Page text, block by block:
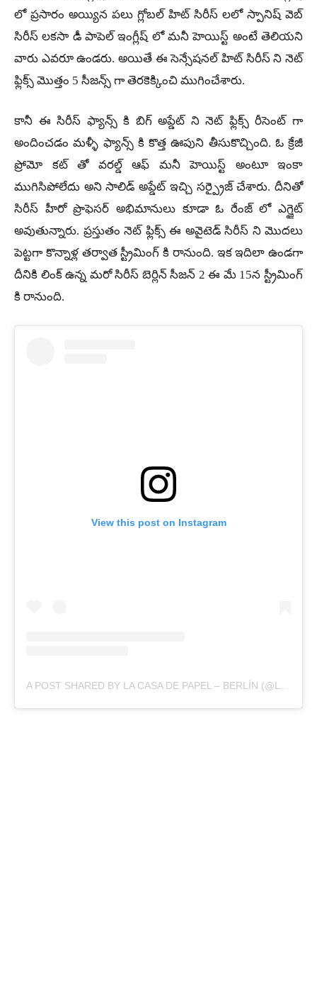
లో ప్రసారం అయ్యిన పలు గ్లోబల్ హిట్ సిరీస్ లలో స్పానిష్ వెబ్
సిరీస్ లకసా డీ పాపెల్ ఇంగ్లీష్ లో మనీ హెయిస్ట్ అంటే తెలియని
వారు ఎవరూ ఉండరు. అయితే ఈ సెన్సేషనల్ హిట్ సిరీస్ ని నెట్
ఫ్లిక్స్ మొత్తం 5 సీజన్స్ గా తెరకెక్కించి ముగించేశారు.
కానీ ఈ సిరీస్ ఫ్యాన్స్ కి బిగ్ అప్డేట్ ని నెట్ ఫ్లిక్స్ రీసెంట్ గా
అందించడం మళ్ళీ ఫ్యాన్స్ కి కొత్త ఊపుని తీసుకొచ్చింది. ఓ క్రేజీ
ప్రోమో కట్ తో వరల్డ్ ఆఫ్ మనీ హెయిస్ట్ అంటూ ఇంకా
ముగిసిపోలేదు అని సాలిడ్ అప్డేట్ ఇచ్చి సర్ప్రైజ్ చేశారు. దీనితో
సిరీస్ హీరో ప్రొఫెసర్ అభిమానులు కూడా ఓ రేంజ్ లో ఎగ్జైట్
అవుతున్నారు. ప్రస్తుతం నెట్ ఫ్లిక్స్ ఈ అవైటెడ్ సిరీస్ ని మొదలు
పెట్టగా కొన్నాళ్ల తర్వాత స్ట్రీమింగ్ కి రానుంది. ఇక ఇదిలా ఉండగా
దీనికి లింక్ ఉన్న మరో సిరీస్ బెర్లిన్ సీజన్ 2 ఈ మే 15న స్ట్రీమింగ్
కి రానుంది.
View this post on Instagram
A POST SHARED BY LA CASA DE PAPEL – BERLÍN (@LACASADEPAPEL)